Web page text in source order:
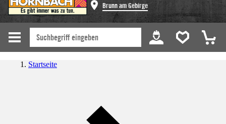
Brunn am Gebirge
Startseite